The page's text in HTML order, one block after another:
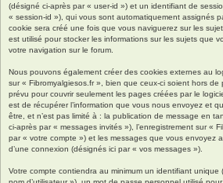
(désigné ci-après par « user-id ») et un identifiant de
« session-id »), qui vous sont automatiquement assignés
cookie sera créé une fois que vous naviguerez sur les
est utilisé pour stocker les informations sur les sujets que
votre navigation sur le forum.
Nous pouvons également créer des cookies externes au
sur « Fibromyalgiesos.fr », bien que ceux-ci soient hors
prévu pour couvrir seulement les pages créées par le
est de récupérer l’information que vous nous envoyez et
être, et n’est pas limité à : la publication de message en
ci-après par « messages invités »), l’enregistrement sur «
par « votre compte ») et les messages que vous envoyez
d’une connexion (désignés ici par « vos messages »).
Votre compte contiendra au minimum un identifiant unique